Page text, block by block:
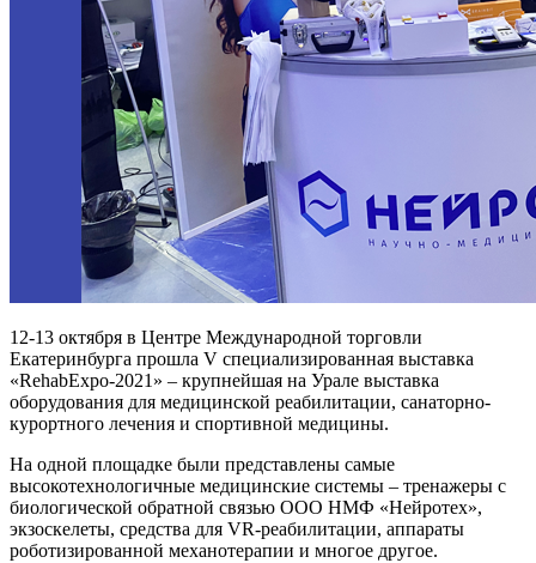
12-13 октября в Центре Международной торговли
Екатеринбурга прошла V специализированная выставка
«RehabExpo-2021» – крупнейшая на Урале выставка
оборудования для медицинской реабилитации, санаторно-
курортного лечения и спортивной медицины.
На одной площадке были представлены самые
высокотехнологичные медицинские системы – тренажеры с
биологической обратной связью ООО НМФ «Нейротех»,
экзоскелеты, средства для VR-реабилитации, аппараты
роботизированной механотерапии и многое другое.